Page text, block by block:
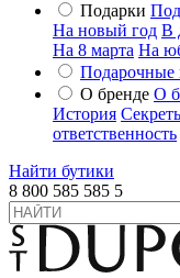
Подарки
На новый год В
На 8 марта На
Подарочные
О бренде О
История
ответственность
Найти бутики
8 800 585 585 5